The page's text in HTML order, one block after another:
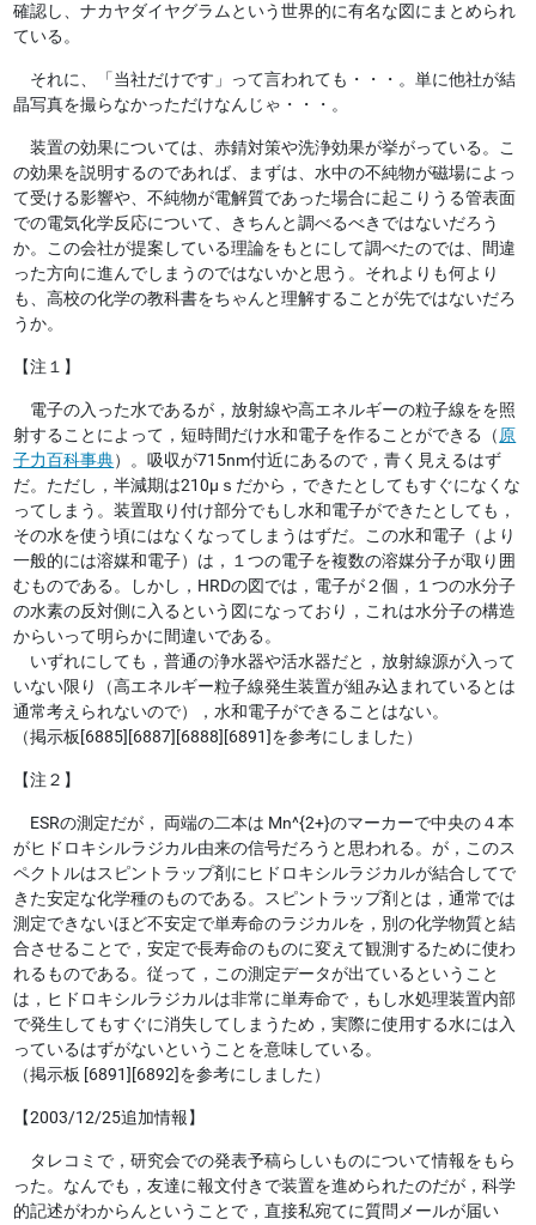
確認し、ナカヤダイヤグラムという世界的に有名な図にまとめられ
ている。
それに、「当社だけです」って言われても・・・。単に他社が結
晶写真を撮らなかっただけなんじゃ・・・。
装置の効果については、赤錆対策や洗浄効果が挙がっている。こ
の効果を説明するのであれば、まずは、水中の不純物が磁場によっ
て受ける影響や、不純物が電解質であった場合に起こりうる管表面
での電気化学反応について、きちんと調べるべきではないだろう
か。この会社が提案している理論をもとにして調べたのでは、間違
った方向に進んでしまうのではないかと思う。それよりも何より
も、高校の化学の教科書をちゃんと理解することが先ではないだろ
うか。
【注１】
電子の入った水であるが，放射線や高エネルギーの粒子線をを照
射することによって，短時間だけ水和電子を作ることができる（ 原
子力百科事典）。吸収が715nm付近にあるので，青く見えるはず
だ。ただし，半減期は210μｓだから，できたとしてもすぐになくな
ってしまう。装置取り付け部分でもし水和電子ができたとしても，
その水を使う頃にはなくなってしまうはずだ。この水和電子（より
一般的には溶媒和電子）は，１つの電子を複数の溶媒分子が取り囲
むものである。しかし，HRDの図では，電子が２個，１つの水分子
の水素の反対側に入るという図になっており，これは水分子の構造
からいって明らかに間違いである。
いずれにしても，普通の浄水器や活水器だと，放射線源が入って
いない限り（高エネルギー粒子線発生装置が組み込まれているとは
通常考えられないので），水和電子ができることはない。
（掲示板[6885][6887][6888][6891]を参考にしました）
【注２】
ESRの測定だが， 両端の二本は Mn^{2+}のマーカーで中央の４本
がヒドロキシルラジカル由来の信号だろうと思われる。が，このス
ペクトルはスピントラップ剤にヒドロキシルラジカルが結合してで
きた安定な化学種のものである。スピントラップ剤とは，通常では
測定できないほど不安定で単寿命のラジカルを，別の化学物質と結
合させることで，安定で長寿命のものに変えて観測するために使わ
れるものである。従って，この測定データが出ているということ
は，ヒドロキシルラジカルは非常に単寿命で，もし水処理装置内部
で発生してもすぐに消失してしまうため，実際に使用する水には入
っているはずがないということを意味している。
（掲示板 [6891][6892]を参考にしました）
【2003/12/25追加情報】
タレコミで，研究会での発表予稿らしいものについて情報をもら
った。なんでも，友達に報文付きで装置を進められたのだが，科学
的記述がわからんということで，直接私宛てに質問メールが届い